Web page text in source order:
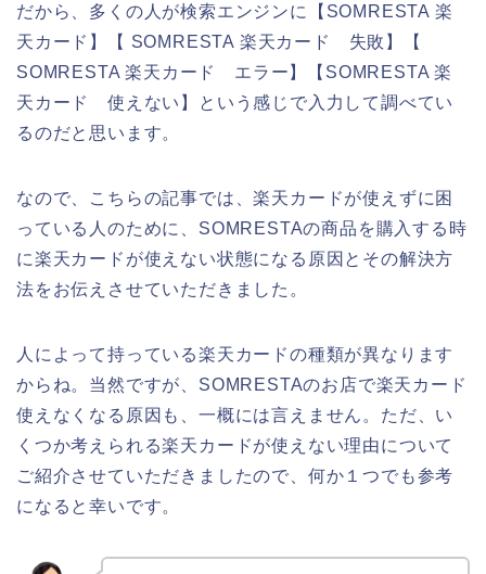
だから、多くの人が検索エンジンに【SOMRESTA 楽
天カード】【 SOMRESTA 楽天カード 失敗】【
SOMRESTA 楽天カード エラー】【SOMRESTA 楽
天カード 使えない】という感じで入力して調べてい
るのだと思います。
なので、こちらの記事では、楽天カードが使えずに困
っている人のために、SOMRESTAの商品を購入する時
に楽天カードが使えない状態になる原因とその解決方
法をお伝えさせていただきました。
人によって持っている楽天カードの種類が異なります
からね。当然ですが、SOMRESTAのお店で楽天カード
使えなくなる原因も、一概には言えません。ただ、い
くつか考えられる楽天カードが使えない理由について
ご紹介させていただきましたので、何か１つでも参考
になると幸いです。